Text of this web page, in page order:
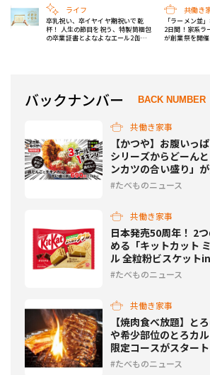
ライフ
卒乳祝い、卒イヤイヤ期祝いで乾
杯！ 人生の節目を祝う、特製筒梱包
の卒業証書とよなよなエール2缶プ
共働き
「ラーメン並
2日間！家系ラ
が創業祭を開催
バックナンバー BACK NUMBER
共働き家事
【かつや】お腹いっ
シリーズからどーん
ンカツの合い盛り」が
たべものニュース
共働き家事
日本発売50周年！ 2
める「キットカット
ル 全粒粉ビスケット
発売
たべものニュース
共働き家事
【焼肉食べ放題】と
や希少部位のとろカ
限定コースがスター
ルビ】
たべものニュース